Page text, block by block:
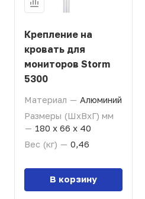
Крепление на
кровать для
мониторов Storm
5300
Материал — Алюминий
Размеры (ШхВхГ) мм
— 180 х 66 х 40
Вес (кг) — 0,46
В корзину